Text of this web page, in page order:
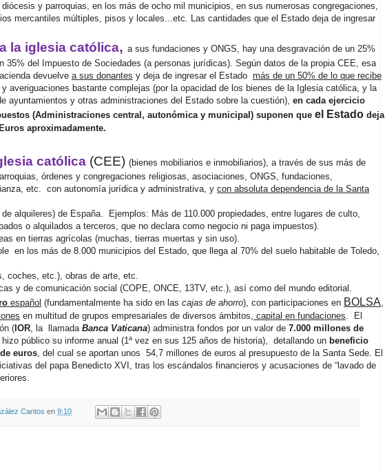
y parroquias, en los más de ocho mil municipios, en sus numerosas congregaciones,
mercantiles múltiples, pisos y locales...etc. Las cantidades que el Estado deja de ingresar
a la iglesia católica, a sus fundaciones y ONGS, hay una desgravación de un 25%
35% del Impuesto de Sociedades (a personas jurídicas). Según datos de la propia CEE, esa
devuelve a sus donantes y deja de ingresar el Estado más de un 50% de lo que recibe
averiguaciones bastante complejas (por la opacidad de los bienes de la Iglesia católica, y la
ayuntamientos y otras administraciones del Estado sobre la cuestión), en cada ejercicio
(Administraciones central, autonómica y municipal) suponen que el Estado deja
aproximadamente.
católica (CEE)(bienes mobiliarios e inmobiliarios), a través de sus más de
órdenes y congregaciones religiosas, asociaciones, ONGS, fundaciones,
etc.
con autonomía jurídica y administrativa, ycon absoluta dependencia de la Santa
alquileres) de España.
Ejemplos: Más de 110.000 propiedades, entre lugares de culto,
o alquilados a terceros, que no declara como negocio ni paga impuestos).
en tierras agrícolas (muchas, tierras muertas y sin uso).
en los más de 8.000 municipios del Estado, que llega al 70% del suelo habitable de Toledo,
coches, etc.), obras de arte, etc.
y de comunicación social (COPE, ONCE, 13TV, etc.), así como del mundo editorial.
español (fundamentalmente ha sido en lascajas de ahorro), con participaciones en BOLSA,
en multitud de grupos empresariales de diversos ámbitos, capital en fundaciones.
El
( IOR, la llamadaBanca Vaticana) administra fondos por un valor de7.000 millones de
público su informe anual (1ª vez en sus 125 años de historia), detallando un beneficio
euros, del cual se aportan unos
54,7 millones de euros al presupuesto de la Santa Sede. El
del papa Benedicto XVI, tras los escándalos financieros y acusaciones de “lavado de
Cantos en 9:10